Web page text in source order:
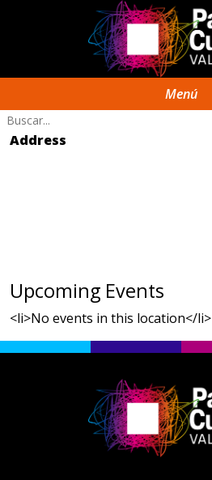
Menú
Address
Upcoming Events
<li>No events in this location</li>